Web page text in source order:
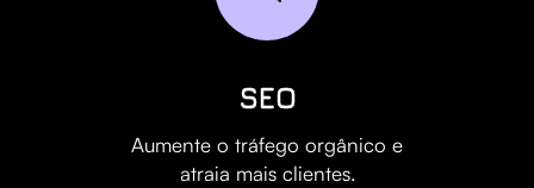
SEO
Aumente o tráfego orgânico e
atraia mais clientes.